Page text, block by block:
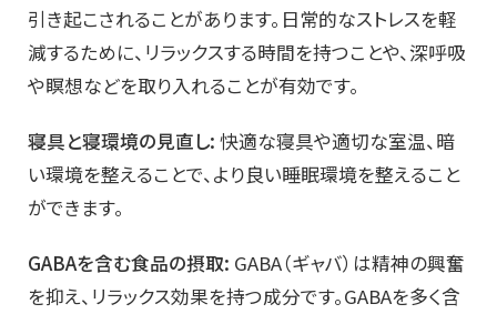
引き起こされることがあります。日常的なストレスを軽
減するために、リラックスする時間を持つことや、深呼吸
や瞑想などを取り入れることが有効です。
寝具と寝環境の見直し: 快適な寝具や適切な室温、暗
い環境を整えることで、より良い睡眠環境を整えること
ができます。
GABAを含む食品の摂取: GABA（ギャバ）は精神の興奮
を抑え、リラックス効果を持つ成分です。GABAを多く含